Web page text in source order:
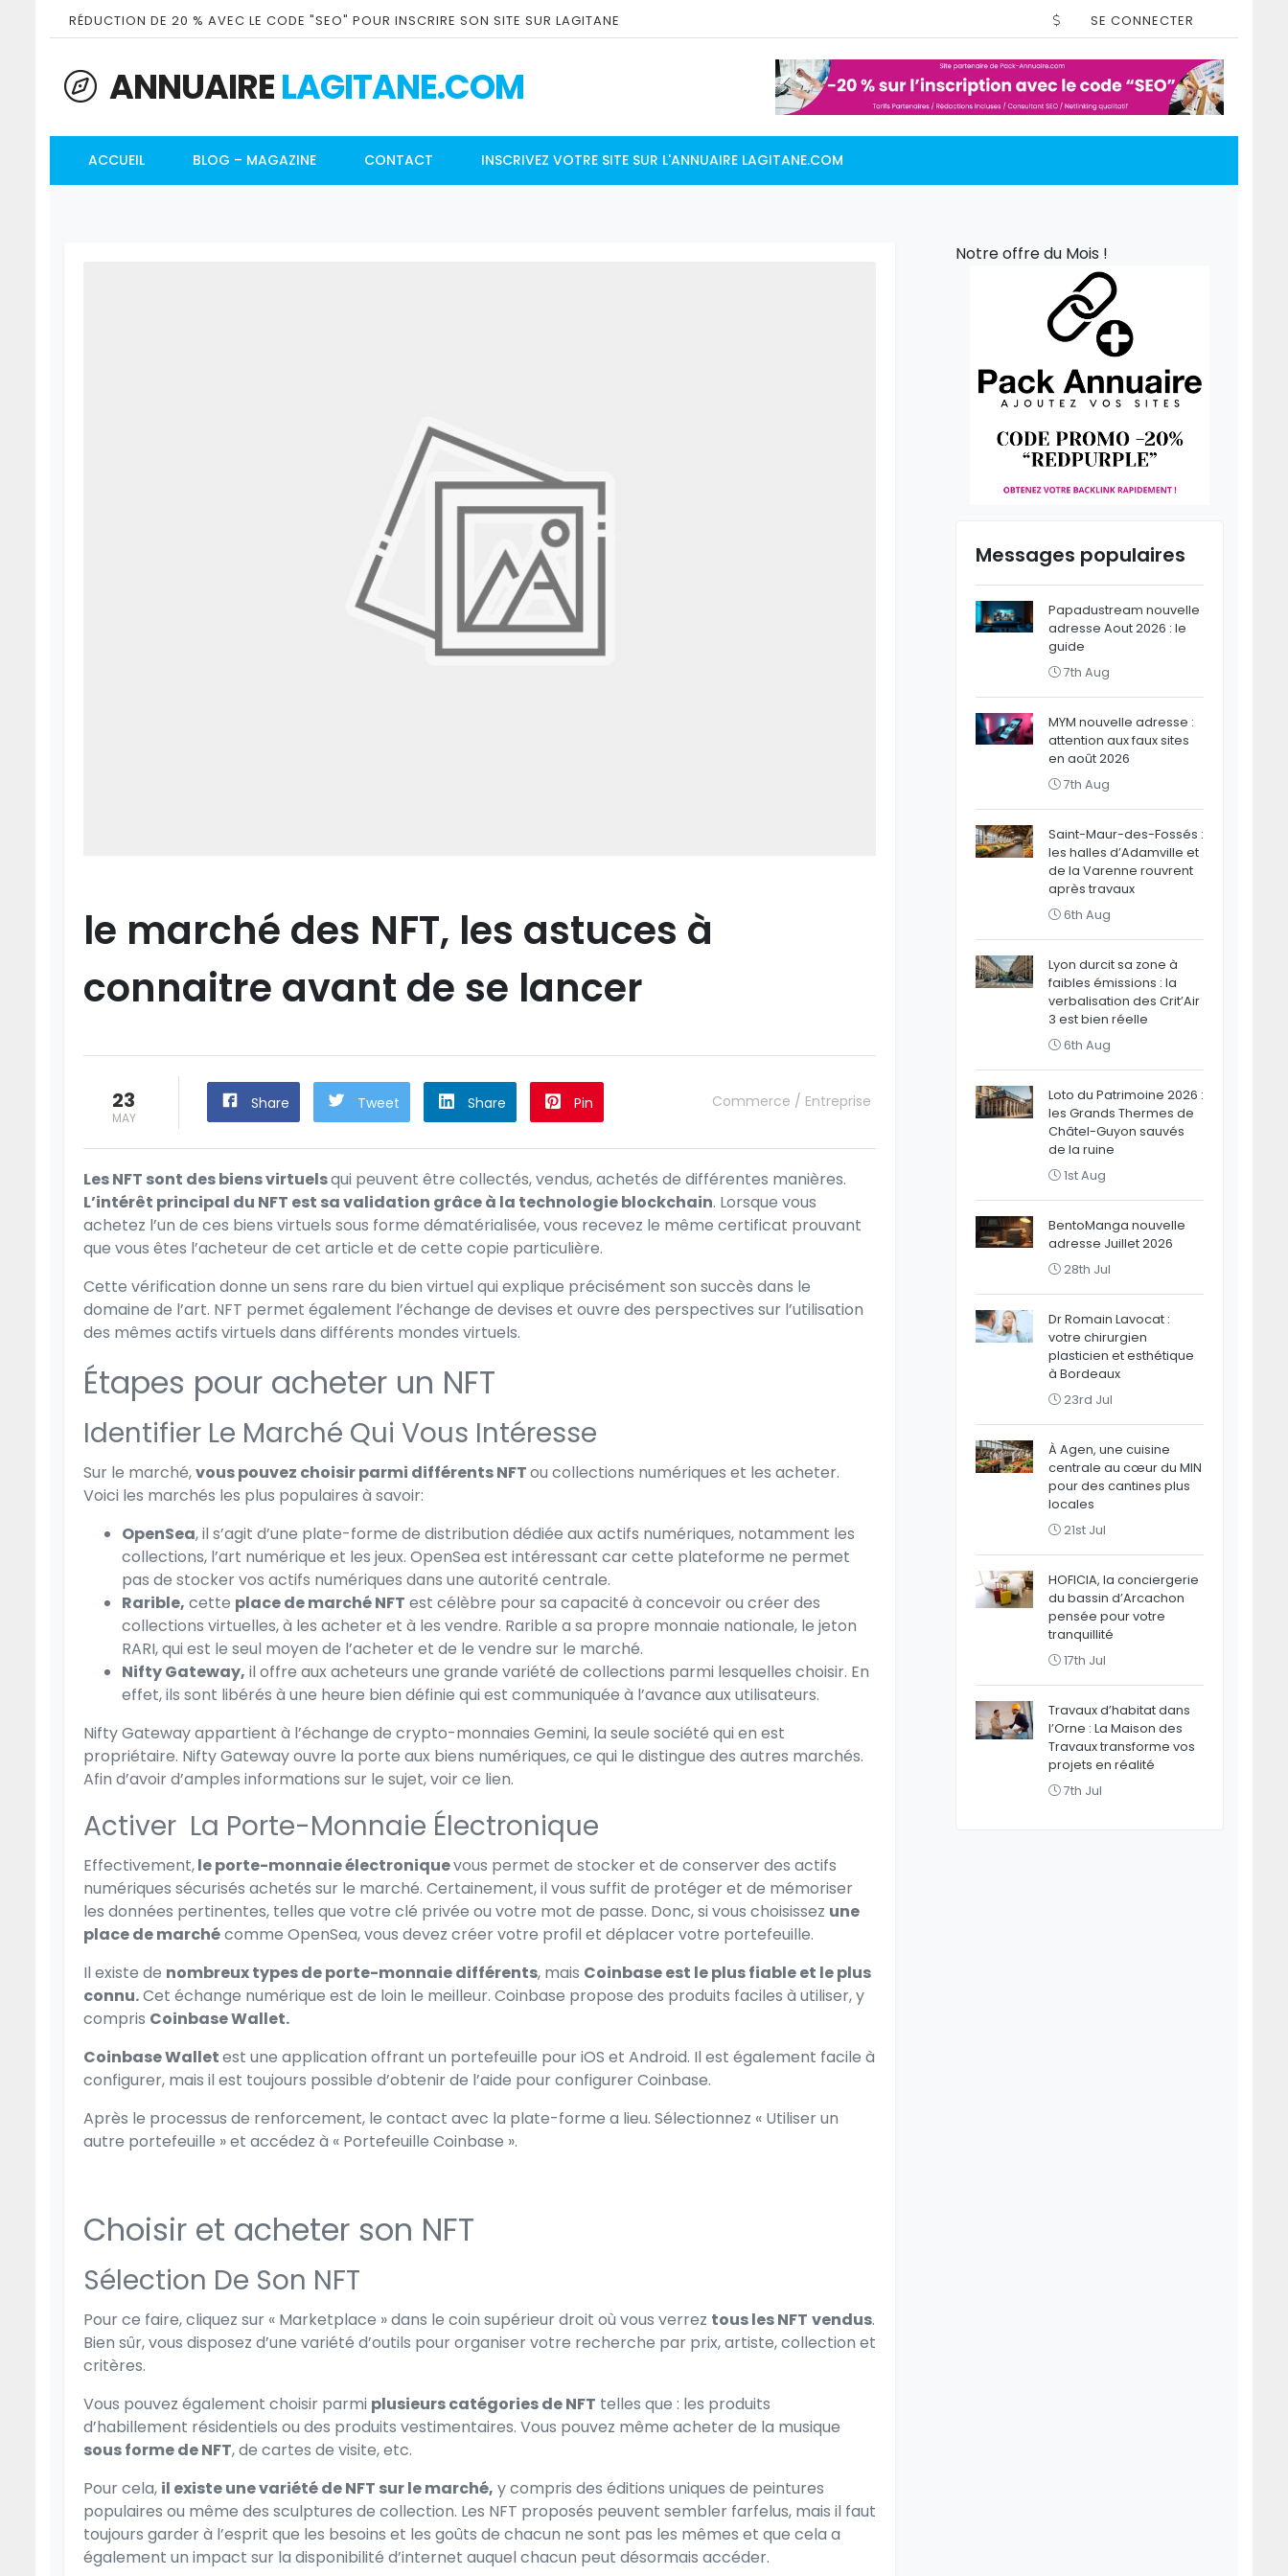
RÉDUCTION DE 20 % AVEC LE CODE "SEO" POUR INSCRIRE SON SITE SUR LAGITANE SE CONNECTER
ANNUAIRELAGITANE.COM
ACCUEIL BLOG – MAGAZINE CONTACT INSCRIVEZ VOTRE SITE SUR L'ANNUAIRE LAGITANE.COM
le marché des NFT, les astuces à
connaitre avant de se lancer
23
MAY
Share Tweet Share Pin Commerce / Entreprise
Les NFT sont des biens virtuelsqui peuvent être collectés, vendus, achetés de différentes manières.
L’intérêt principal du NFT est sa validation grâce à la technologie blockchain. Lorsque vous
achetez l’un de ces biens virtuels sous forme dématérialisée, vous recevez le même certificat prouvant
que vous êtes l’acheteur de cet article et de cette copie particulière.
Cette vérification donne un sens rare du bien virtuel qui explique précisément son succès dans le
domaine de l’art. NFT permet également l’échange de devises et ouvre des perspectives sur l’utilisation
des mêmes actifs virtuels dans différents mondes virtuels.
Étapes pour acheter un NFT
Identifier Le Marché Qui Vous Intéresse
Sur le marché,vous pouvez choisir parmi différents NFTou collections numériques et les acheter.
Voici les marchés les plus populaires à savoir:
OpenSea, il s’agit d’une plate-forme de distribution dédiée aux actifs numériques, notamment les
collections, l’art numérique et les jeux. OpenSea est intéressant car cette plateforme ne permet
pas de stocker vos actifs numériques dans une autorité centrale.
Rarible, cette place de marché NFT est célèbre pour sa capacité à concevoir ou créer des
collections virtuelles, à les acheter et à les vendre. Rarible a sa propre monnaie nationale, le jeton
RARI, qui est le seul moyen de l’acheter et de le vendre sur le marché.
Nifty Gateway, il offre aux acheteurs une grande variété de collections parmi lesquelles choisir. En
effet, ils sont libérés à une heure bien définie qui est communiquée à l’avance aux utilisateurs.
Nifty Gateway appartient à l’échange de crypto-monnaies Gemini, la seule société qui en est
propriétaire. Nifty Gateway ouvre la porte aux biens numériques, ce qui le distingue des autres marchés.
Afin d’avoir d’amples informations sur le sujet,voir ce lien.
Activer La Porte-Monnaie Électronique
Effectivement,le porte-monnaie électroniquevous permet de stocker et de conserver des actifs
numériques sécurisés achetés sur le marché. Certainement, il vous suffit de protéger et de mémoriser
les données pertinentes, telles que votre clé privée ou votre mot de passe. Donc, si vous choisissez une
place de marchécomme OpenSea, vous devez créer votre profil et déplacer votre portefeuille.
Il existe de nombreux types de porte-monnaie différents, mais Coinbase est le plus fiable et le plus
connu.Cet échange numérique est de loin le meilleur. Coinbase propose des produits faciles à utiliser, y
compris Coinbase Wallet.
Coinbase Walletest une application offrant un portefeuille pour iOS et Android. Il est également facile à
configurer, mais il est toujours possible d’obtenir de l’aide pour configurer Coinbase.
Après le processus de renforcement, le contact avec la plate-forme a lieu. Sélectionnez « Utiliser un
autre portefeuille » et accédez à « Portefeuille Coinbase ».
Choisir et acheter son NFT
Sélection De Son NFT
Pour ce faire, cliquez sur « Marketplace » dans le coin supérieur droit où vous verrez tous les NFT vendus.
Bien sûr, vous disposez d’une variété d’outils pour organiser votre recherche par prix, artiste, collection et
critères.
Vous pouvez également choisir parmi plusieurs catégories de NFT telles que : les produits
d’habillement résidentiels ou des produits vestimentaires. Vous pouvez même acheter de la musique
sous forme de NFT, de cartes de visite, etc.
Pour cela, il existe une variété de NFT sur le marché, y compris des éditions uniques de peintures
populaires ou même des sculptures de collection. Les NFT proposés peuvent sembler farfelus, mais il faut
toujours garder à l’esprit que les besoins et les goûts de chacun ne sont pas les mêmes et que cela a
également un impact sur la disponibilité d’internet auquel chacun peut désormais accéder.
Notre offre du Mois !
Messages populaires
Papadustream nouvelle
adresse Aout 2026 : le
guide
7th Aug
MYM nouvelle adresse :
attention aux faux sites
en août 2026
7th Aug
Saint-Maur-des-Fossés :
les halles d’Adamville et
de la Varenne rouvrent
après travaux
6th Aug
Lyon durcit sa zone à
faibles émissions : la
verbalisation des Crit’Air
3 est bien réelle
6th Aug
Loto du Patrimoine 2026 :
les Grands Thermes de
Châtel-Guyon sauvés
de la ruine
1st Aug
BentoManga nouvelle
adresse Juillet 2026
28th Jul
Dr Romain Lavocat :
votre chirurgien
plasticien et esthétique
à Bordeaux
23rd Jul
À Agen, une cuisine
centrale au cœur du MIN
pour des cantines plus
locales
21st Jul
HOFICIA, la conciergerie
du bassin d’Arcachon
pensée pour votre
tranquillité
17th Jul
Travaux d’habitat dans
l’Orne : La Maison des
Travaux transforme vos
projets en réalité
7th Jul